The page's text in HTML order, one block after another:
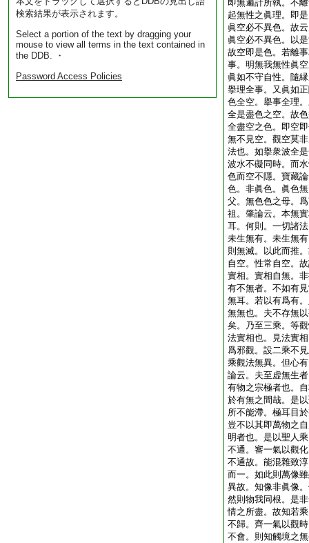
検索結果が表示されます。
Select a portion of the text by dragging your
mouse to view all terms in the text contained in
the DDB. ・
Password Access Policies
即無遍計所執。不
起無性之眞理。即
眞空必不異色。故
眞空必不異色。以
故空即是色。若離
事。明無我無性眞
眞如不守自性。隨
擧理全事。又眞如
色全空。擧事全理
全是盡色之空。故
全盡空之色。即空
無不見空。觀空莫
法也。如擧衆波全
波水不礙同時。而
色而空不隱。寶藏
色。非眞色。眞色
父。無色色之母。
祖。肇論云。本無
耳。何則。一切諸
未生無有。未生無
則無滅。以此而推
自空。性常自空。
實相。實相自無。
有不無者。不如有
無耳。若以有爲有
無無也。夫不存無
矣。乃至三乘。等
法實相也。見法實
爲邪觀。設二乘不
乘觀法無異。但心
論云。夫至虚無生
有物之宗極者也。
於有無之間哉。是
所不能滯。極耳目
豈不以其即萬物之
明者也。是以聖人
不通。審一氣以觀
不通故。能混雜致
而一。如此則萬像
異故。知像非眞像
然則物我同根。是
情之所盡。故知若
不歸。齊一氣以觀
不會。則知觸境之